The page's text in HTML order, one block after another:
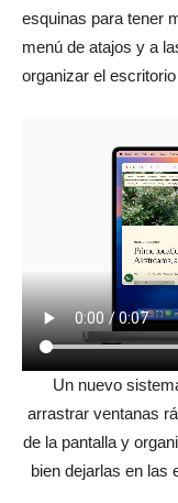
esquinas para tener
menú de atajos y a
organizar el
Un nuevo
arrastrar ventanas
de la pantalla y
bien dejarlas en las